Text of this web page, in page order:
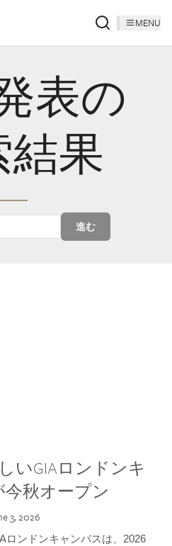
MENU
表の
結果
進む
いGIAロンドンキ
秋オープン
3, 2026
ロンドンキャンパスは、2026